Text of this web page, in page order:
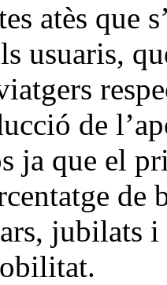
atès que
usuaris,
de
ja que el
de
jubilats